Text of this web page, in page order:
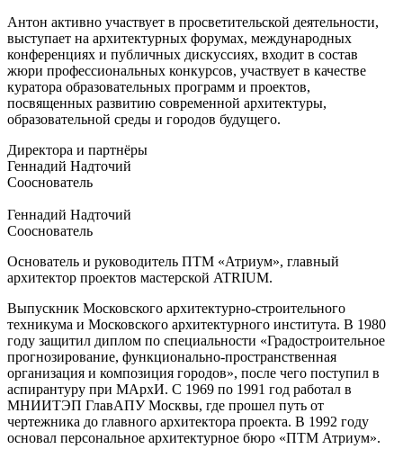
Антон активно участвует в просветительской деятельности,
выступает на архитектурных форумах, международных
конференциях и публичных дискуссиях, входит в состав
жюри профессиональных конкурсов, участвует в качестве
куратора образовательных программ и проектов,
посвященных развитию современной архитектуры,
образовательной среды и городов будущего.
Директора и партнёры
Геннадий Надточий
Сооснователь
Геннадий Надточий
Сооснователь
Основатель и руководитель ПТМ «Атриум», главный
архитектор проектов мастерской ATRIUM.
Выпускник Московского архитектурно-строительного
техникума и Московского архитектурного института. В 1980
году защитил диплом по специальности «Градостроительное
прогнозирование, функционально-пространственная
организация и композиция городов», после чего поступил в
аспирантуру при МАрхИ. С 1969 по 1991 год работал в
МНИИТЭП ГлавАПУ Москвы, где прошел путь от
чертежника до главного архитектора проекта. В 1992 году
основал персональное архитектурное бюро «ПТМ Атриум».